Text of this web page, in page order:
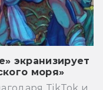
экранизирует
моря»
TikTok и